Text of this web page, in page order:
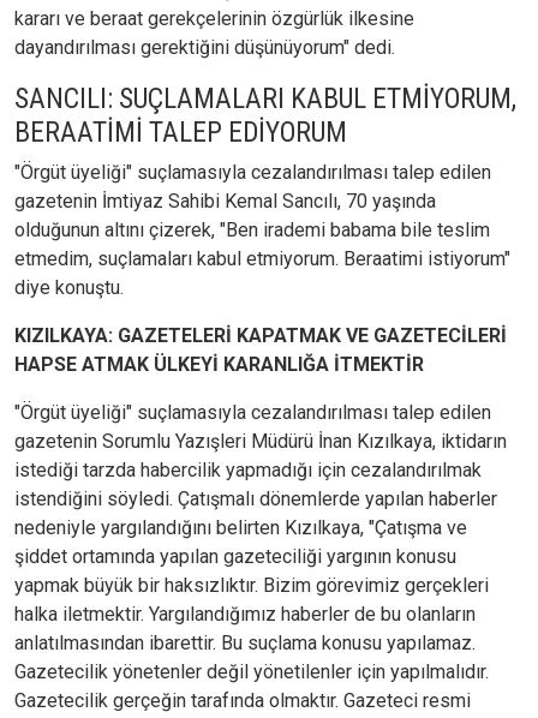
kararı ve beraat gerekçelerinin özgürlük ilkesine
dayandırılması gerektiğini düşünüyorum" dedi.
SANCILI: SUÇLAMALARI KABUL ETMİYORUM,
BERAATİMİ TALEP EDİYORUM
"Örgüt üyeliği" suçlamasıyla cezalandırılması talep edilen
gazetenin İmtiyaz Sahibi Kemal Sancılı, 70 yaşında
olduğunun altını çizerek, "Ben irademi babama bile teslim
etmedim, suçlamaları kabul etmiyorum. Beraatimi istiyorum"
diye konuştu.
KIZILKAYA: GAZETELERİ KAPATMAK VE GAZETECİLERİ
HAPSE ATMAK ÜLKEYİ KARANLIĞA İTMEKTİR
"Örgüt üyeliği" suçlamasıyla cezalandırılması talep edilen
gazetenin Sorumlu Yazışleri Müdürü İnan Kızılkaya, iktidarın
istediği tarzda habercilik yapmadığı için cezalandırılmak
istendiğini söyledi. Çatışmalı dönemlerde yapılan haberler
nedeniyle yargılandığını belirten Kızılkaya, "Çatışma ve
şiddet ortamında yapılan gazeteciliği yargının konusu
yapmak büyük bir haksızlıktır. Bizim görevimiz gerçekleri
halka iletmektir. Yargılandığımız haberler de bu olanların
anlatılmasından ibarettir. Bu suçlama konusu yapılamaz.
Gazetecilik yönetenler değil yönetilenler için yapılmalıdır.
Gazetecilik gerçeğin tarafında olmaktır. Gazeteci resmi